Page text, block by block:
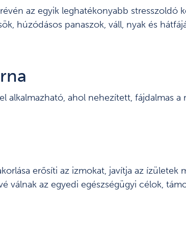
az egyik leghatékonyabb stresszoldó
húzódásos panaszok, váll, nyak és
alkalmazható, ahol nehezített, fájdalmas a
erősíti az izmokat, javítja az ízületek
válnak az egyedi egészségügyi célok,